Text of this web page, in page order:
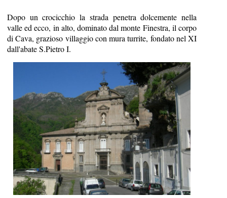
Dopo un crocicchio la strada penetra dolcemente nella
valle ed ecco, in alto, dominato dal monte Finestra, il corpo
di Cava, grazioso villaggio con mura turrite, fondato nel XI
dall'abate S.Pietro I.